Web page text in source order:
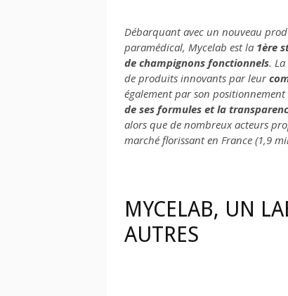
Débarquant avec un nouveau
paramédical, Mycelab est la 1ère
de champignons fonctionnels.
de produits innovants par leur
également par son
de ses formules et la
alors que de nombreux acteurs
marché florissant en France (1,9
MYCELAB, UN
AUTRES